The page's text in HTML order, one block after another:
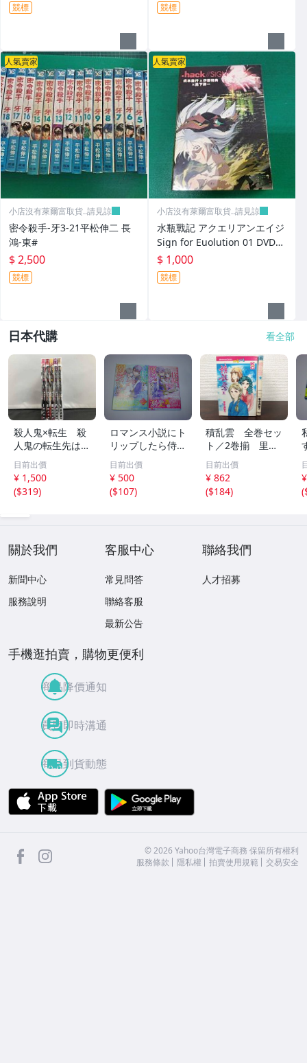
競標 競標
人氣賣家
小店沒有萊爾富取貨..請見諒
密令殺手-牙3-21平松伸二 長
鴻-東#
$ 2,500
競標
人氣賣家
小店沒有萊爾富取貨..請見諒
水瓶戰記 アクエリアンエイジ
Sign for Euolution 01 DVD售
出概不退換
$ 1,000
競標
日本代購 看全部
殺人鬼×転生 殺
人鬼の転生先はシ
ンママでした 鳴
沢きお 1~5巻セ
ット
目前出價
¥ 1,500
($319)
ロマンス小説にト
リップしたら侍女
のはずが王太子殿
下に溺愛されるこ
とになりました
全２巻 くせつき
目前出價
¥ 500
($107)
積乱雲 全巻セッ
ト／2巻揃 里中
満智子／著 講談
社
目前出價
¥ 862
($184)
(
關於我們
新聞中心
服務說明
客服中心
常見問答
聯絡客服
最新公告
聯絡我們
人才招募
手機逛拍賣，購物更便利
商品降價通知
買賣即時溝通
商品到貨動態
APP Store
facebook ©2026 Yahoo台灣電子商務 保留所有權利
服務條款
隱私權 拍賣使用規範 交易安全